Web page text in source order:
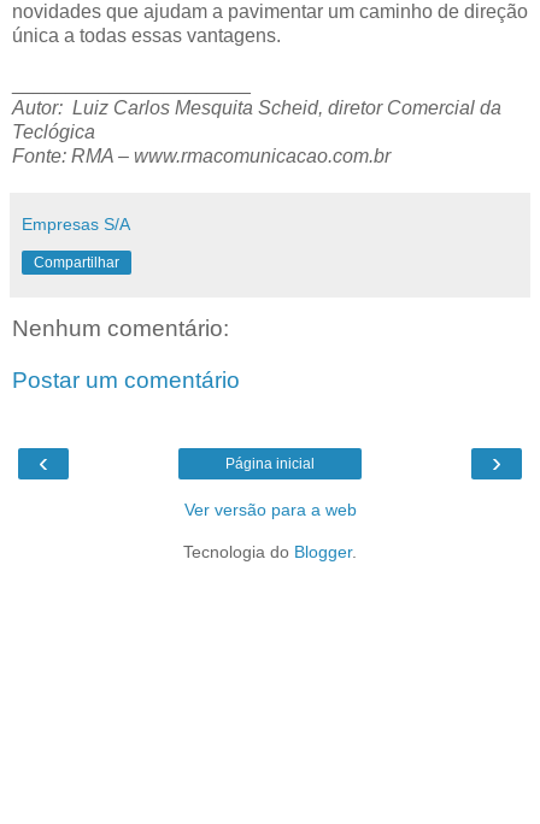
novidades que ajudam a pavimentar um caminho de direção
única a todas essas vantagens.
Autor: Luiz Carlos Mesquita Scheid, diretor Comercial da
Teclógica
Fonte: RMA – www.rmacomunicacao.com.br
Empresas S/A
Compartilhar
Nenhum comentário:
Postar um comentário
‹ ›
Página inicial
Ver versão para a web
Tecnologia do Blogger.